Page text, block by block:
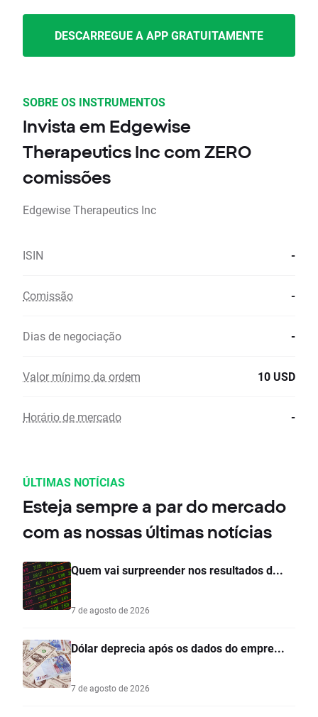
DESCARREGUE A APP GRATUITAMENTE
SOBRE OS INSTRUMENTOS
Invista em Edgewise
Therapeutics Inc com ZERO
comissões
Edgewise Therapeutics Inc
ISIN -
Comissão -
Dias de negociação -
Valor mínimo da ordem 10 USD
Horário de mercado -
ÚLTIMAS NOTÍCIAS
Esteja sempre a par do mercado
com as nossas últimas notícias
Quem vai surpreender nos resultados d...
7 de agosto de 2026
Dólar deprecia após os dados do empre...
7 de agosto de 2026